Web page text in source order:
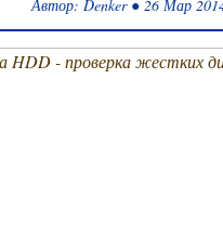
то скучно сегодня? Не
на PC. А вот во что
Автор: Denker ● 26 Мар